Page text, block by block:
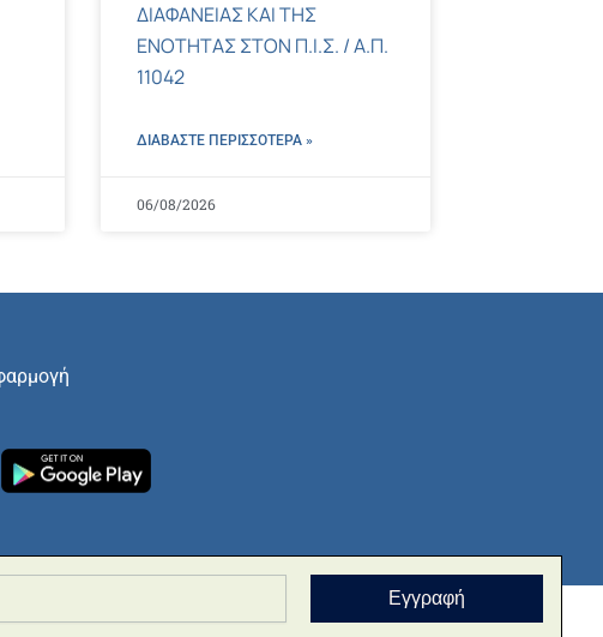
ΔΙΑΦΑΝΕΙΑΣ ΚΑΙ ΤΗΣ
ΕΝΟΤΗΤΑΣ ΣΤΟΝ Π.Ι.Σ. / Α.Π.
11042
ΔΙΑΒΑΣΤΕ ΠΕΡΙΣΣΌΤΕΡΑ »
06/08/2026
Εγγραφή